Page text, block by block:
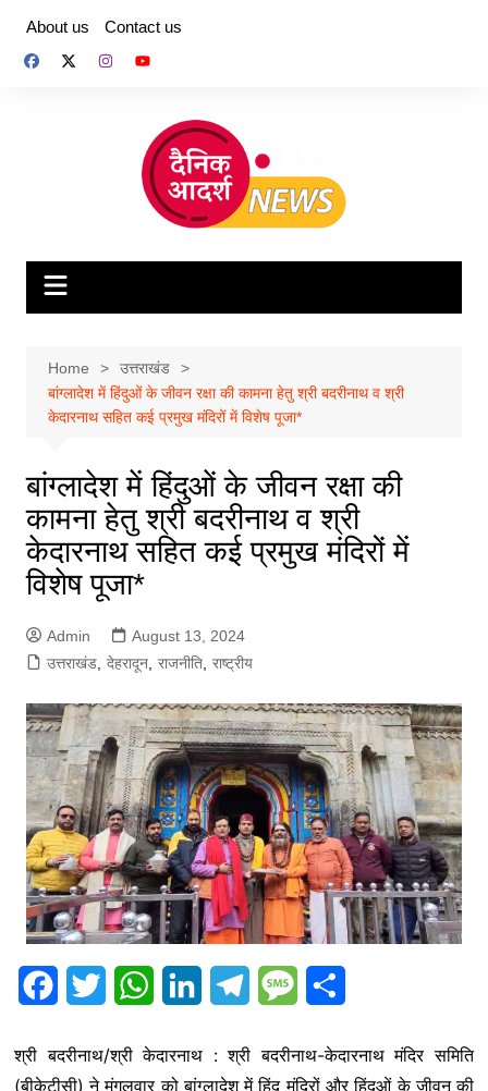
content
About us Contact us
Home
उत्तराखंड
बांग्लादेश में हिंदुओं के जीवन रक्षा की कामना हेतु श्री बदरीनाथ व श्री
केदारनाथ सहित कई प्रमुख मंदिरों में विशेष पूजा*
बांग्लादेश में हिंदुओं के जीवन रक्षा की
कामना हेतु श्री बदरीनाथ व श्री
केदारनाथ सहित कई प्रमुख मंदिरों में
विशेष पूजा*
Admin
August 13, 2024
उत्तराखंड, देहरादून, राजनीति, राष्ट्रीय
c
i
a
n
l
s
a
श्री बदरीनाथ/श्री केदारनाथ : श्री बदरीनाथ-केदारनाथ मंदिर समिति
(बीकेटीसी) ने मंगलवार को बांग्लादेश में हिंदू मंदिरों और हिंदुओं के जीवन की